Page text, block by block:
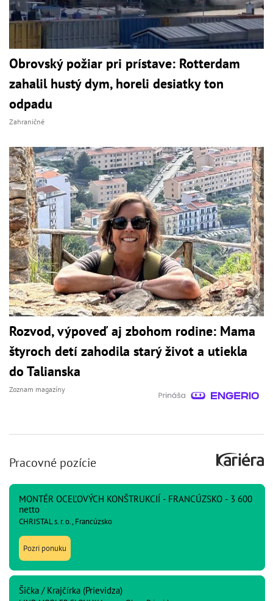
Obrovský požiar pri prístave: Rotterdam
zahalil hustý dym, horeli desiatky ton
odpadu
Zahraničné
Rozvod, výpoveď aj zbohom rodine: Mama
štyroch detí zahodila starý život a utiekla
do Talianska
Zoznam magazíny
Pracovné pozície
MONTÉR OCEĽOVÝCH KONŠTRUKCIÍ - FRANCÚZSKO - 3 600
netto
CHRISTAL s. r. o., Francúzsko
Pozri ponuku
Šička / Krajčírka (Prievidza)